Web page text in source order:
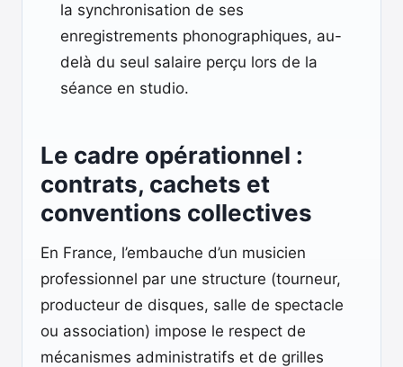
la synchronisation de ses
enregistrements phonographiques, au-
delà du seul salaire perçu lors de la
séance en studio.
Le cadre opérationnel :
contrats, cachets et
conventions collectives
En France, l’embauche d’un musicien
professionnel par une structure (tourneur,
producteur de disques, salle de spectacle
ou association) impose le respect de
mécanismes administratifs et de grilles